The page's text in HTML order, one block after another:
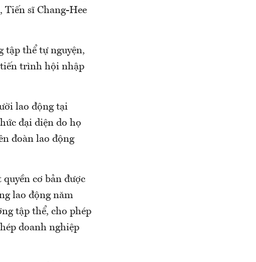
Tiến sĩ Chang-Hee
tập thể tự nguyện,
trình hội nhập
lao động tại
đại diện do họ
đoàn lao động
cơ bản được
lao động năm
tập thể, cho phép
doanh nghiệp